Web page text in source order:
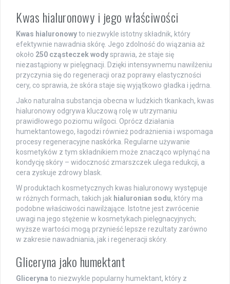
Kwas hialuronowy i jego właściwości
Kwas hialuronowyto niezwykle istotny składnik, który
efektywnie nawadnia skórę. Jego zdolność do wiązania aż
około 250 cząsteczek wodysprawia, że staje się
niezastąpiony w pielęgnacji. Dzięki intensywnemu nawilżeniu
przyczynia się do regeneracji oraz poprawy elastyczności
cery, co sprawia, że skóra staje się wyjątkowo gładka i jędrna.
Jako naturalna substancja obecna w ludzkich tkankach, kwas
hialuronowy odgrywa kluczową rolę w utrzymaniu
prawidłowego poziomu wilgoci. Oprócz działania
humektantowego, łagodzi również podrażnienia i wspomaga
procesy regeneracyjne naskórka. Regularne używanie
kosmetyków z tym składnikiem może znacząco wpłynąć na
kondycję skóry – widoczność zmarszczek ulega redukcji, a
cera zyskuje zdrowy blask.
W produktach kosmetycznych kwas hialuronowy występuje
w różnych formach, takich jak hialuronian sodu, który ma
podobne właściwości nawilżające. Istotne jest zwrócenie
uwagi na jego stężenie w kosmetykach pielęgnacyjnych;
wyższe wartości mogą przynieść lepsze rezultaty zarówno
w zakresie nawadniania, jak i regeneracji skóry.
Gliceryna jako humektant
Gliceryna to niezwykle popularny humektant, który z